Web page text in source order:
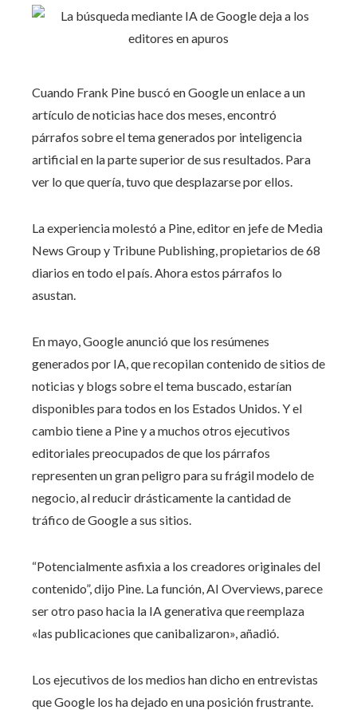
Cuando Frank Pine buscó en Google un enlace a un
artículo de noticias hace dos meses, encontró
párrafos sobre el tema generados por inteligencia
artificial en la parte superior de sus resultados. Para
ver lo que quería, tuvo que desplazarse por ellos.
La experiencia molestó a Pine, editor en jefe de Media
News Group y Tribune Publishing, propietarios de 68
diarios en todo el país. Ahora estos párrafos lo
asustan.
En mayo, Google anunció que los resúmenes
generados por IA, que recopilan contenido de sitios de
noticias y blogs sobre el tema buscado, estarían
disponibles para todos en los Estados Unidos. Y el
cambio tiene a Pine y a muchos otros ejecutivos
editoriales preocupados de que los párrafos
representen un gran peligro para su frágil modelo de
negocio, al reducir drásticamente la cantidad de
tráfico de Google a sus sitios.
“Potencialmente asfixia a los creadores originales del
contenido”, dijo Pine. La función, AI Overviews, parece
ser otro paso hacia la IA generativa que reemplaza
«las publicaciones que canibalizaron», añadió.
Los ejecutivos de los medios han dicho en entrevistas
que Google los ha dejado en una posición frustrante.